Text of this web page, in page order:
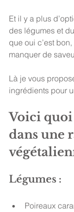
Et il y a plus
des légumes et
que oui c’est
manquer de
Là je vous
ingrédients pour
Voici
dans une
Légumes :
Poireaux